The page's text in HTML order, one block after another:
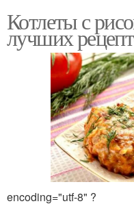
Котлеты с
лучших
encoding="utf-8" ?